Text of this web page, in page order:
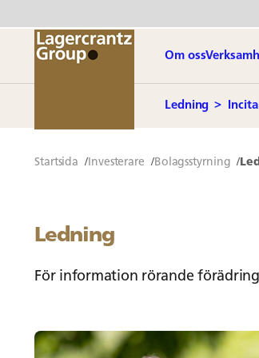
Om oss
Ledning
Startsida Investerare Bolagsstyrning
Ledning
För information rörande